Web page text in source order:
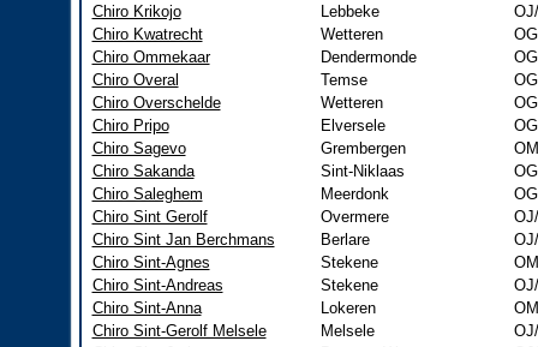
Chiro Krikojo
Lebbeke
Chiro Kwatrecht
Wetteren
Chiro Ommekaar
Dendermonde
Chiro Overal
Temse
Chiro Overschelde
Wetteren
Chiro Pripo
Elversele
Chiro Sagevo
Grembergen
Chiro Sakanda
Sint-Niklaas
Chiro Saleghem
Meerdonk
Chiro Sint Gerolf
Overmere
Chiro Sint Jan Berchmans
Berlare
Chiro Sint-Agnes
Stekene
Chiro Sint-Andreas
Stekene
Chiro Sint-Anna
Lokeren
Chiro Sint-Gerolf Melsele
Melsele